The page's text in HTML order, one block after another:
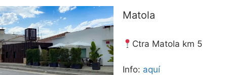
Matola
Ctra Matola km 5
Info: aquí